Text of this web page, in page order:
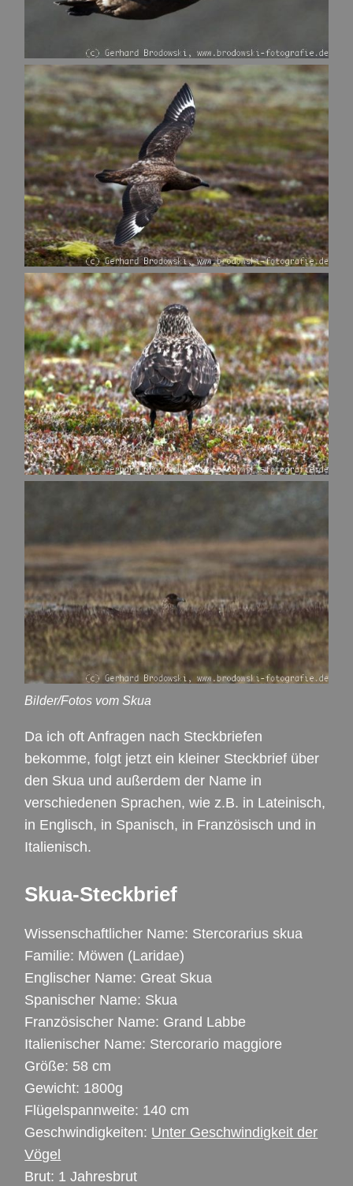
Bilder/Fotos vom Skua
Da ich oft Anfragen nach Steckbriefen
bekomme, folgt jetzt ein kleiner Steckbrief über
den Skua und außerdem der Name in
verschiedenen Sprachen, wie z.B. in Lateinisch,
in Englisch, in Spanisch, in Französisch und in
Italienisch.
Skua-Steckbrief
Wissenschaftlicher Name: Stercorarius skua
Familie: Möwen (Laridae)
Englischer Name: Great Skua
Spanischer Name: Skua
Französischer Name: Grand Labbe
Italienischer Name: Stercorario maggiore
Größe: 58 cm
Gewicht: 1800g
Flügelspannweite: 140 cm
Geschwindigkeiten: Unter Geschwindigkeit der
Vögel
Brut: 1 Jahresbrut